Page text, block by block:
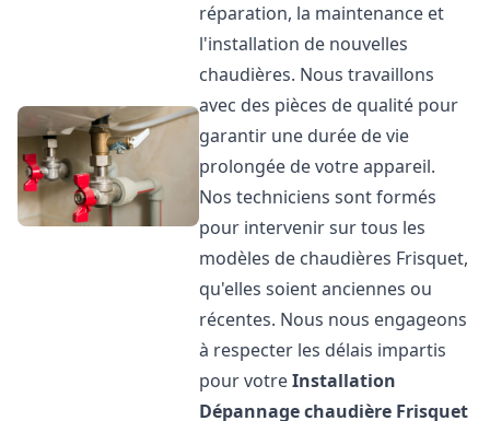
réparation, la maintenance et
l'installation de nouvelles
chaudières. Nous travaillons
avec des pièces de qualité pour
garantir une durée de vie
prolongée de votre appareil.
Nos techniciens sont formés
pour intervenir sur tous les
modèles de chaudières Frisquet,
qu'elles soient anciennes ou
récentes. Nous nous engageons
à respecter les délais impartis
pour votreInstallation
Dépannage chaudière Frisquet